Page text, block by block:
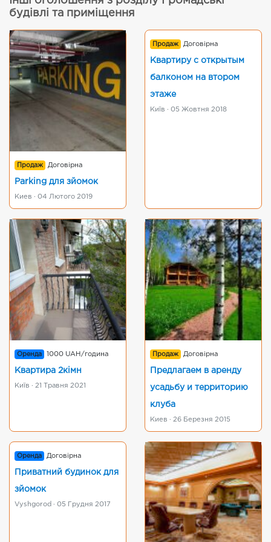
будівлі та приміщення
Продаж Договірна
Parking для зйомок
Киев · 04 Лютого 2019
Продаж Договірна
Квартиру с открытым
балконом на втором
этаже
Київ · 05 Жовтня 2018
Оренда 1000 UAH/година
Квартира 2кімн
Київ · 21 Травня 2021
Продаж Договірна
Предлагаем в аренду
усадьбу и территорию
клуба
Киев · 26 Березня 2015
Оренда Договірна
Приватний будинок для
зйомок
Vyshgorod · 05 Грудня 2017